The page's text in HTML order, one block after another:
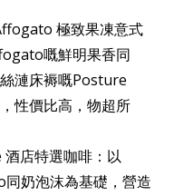
極致果凍意式
嘅鮮明果香同
漣床褥嘅Posture
性價比高，物超所
店特選咖啡：以
奶泡沫為基礎，營造